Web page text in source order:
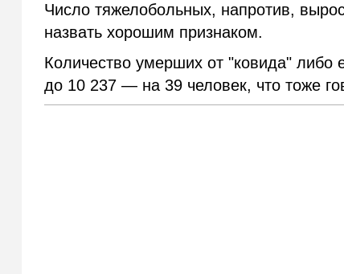
Число тяжелобольных, напротив,
назвать хорошим признаком.
Количество умерших от "ковида" либо
до 10 237 — на 39 человек, что тоже